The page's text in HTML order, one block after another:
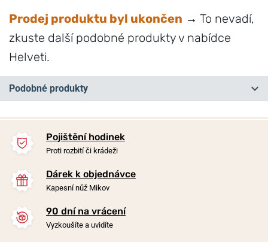
Prodej produktu byl ukončen → To nevadí,
zkuste další podobné produkty v nabídce
Helveti.
Podobné produkty
-20%
Pojištění hodinek
Proti rozbití či krádeži
Dárek k objednávce
Kapesní nůž Mikov
90 dní na vrácení
Vyzkoušíte a uvidíte